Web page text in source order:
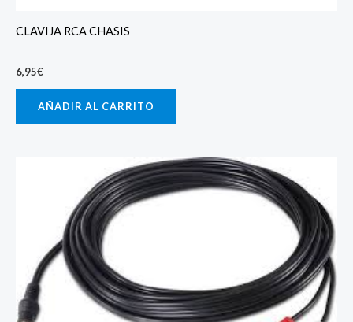
CLAVIJA RCA CHASIS
6,95€
AÑADIR AL CARRITO